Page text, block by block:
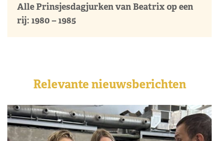
Alle Prinsjesdagjurken van Beatrix op een
rij: 1980 – 1985
Relevante nieuwsberichten